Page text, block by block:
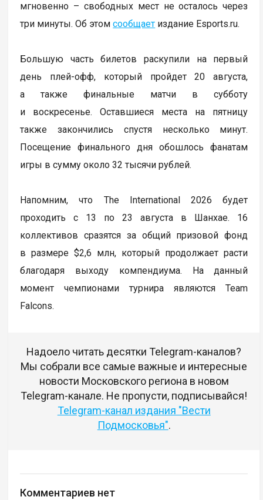
мгновенно – свободных мест не осталось через
три минуты. Об этомсообщает издание Esports.ru.
Большую часть билетов раскупили на первый
день плей-офф, который пройдет 20 августа,
а также финальные матчи в субботу
и воскресенье. Оставшиеся места на пятницу
также закончились спустя несколько минут.
Посещение финального дня обошлось фанатам
игры в сумму около 32 тысячи рублей.
Напомним, что The International 2026 будет
проходить с 13 по 23 августа в Шанхае. 16
коллективов сразятся за общий призовой фонд
в размере $2,6 млн, который продолжает расти
благодаря выходу компендиума. На данный
момент чемпионами турнира являются Team
Falcons.
Надоело читать десятки Telegram-каналов?
Мы собрали все самые важные и интересные
новости Московского региона в новом
Telegram-канале. Не пропусти, подписывайся!
Telegram-канал издания "Вести
Подмосковья".
Комментариев нет